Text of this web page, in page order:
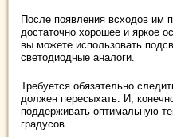
После появления всходов им
достаточно хорошее и яркое
вы можете использовать
светодиодные аналоги.
Требуется обязательно
должен пересыхать. И,
поддерживать оптимальную
градусов.